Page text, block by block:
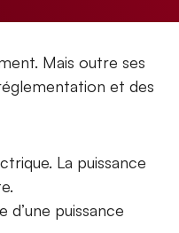
Mais outre ses
et des
La puissance
puissance